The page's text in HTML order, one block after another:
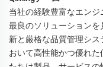
当社の経験豊富なエン
最良のソリューション
新と厳格な品質管理シス
おいて高性能かつ優れ